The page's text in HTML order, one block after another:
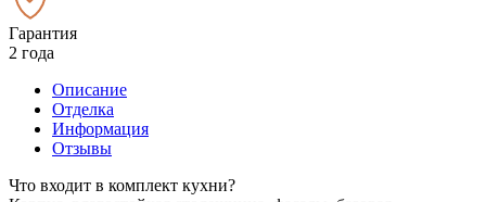
Гарантия
2 года
Описание
Отделка
Информация
Отзывы
Что входит в комплект кухни?